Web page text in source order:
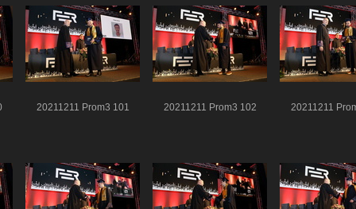
20211211 Prom3 101 20211211 Prom3 102 20211211